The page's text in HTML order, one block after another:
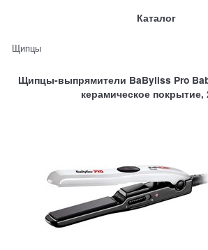
Каталог
Щипцы
Щипцы-выпрямители BaByliss Pro
керамическое покрытие,